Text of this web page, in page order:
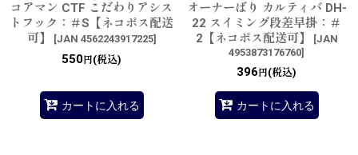
コアマン CTF こだわりアシス
トフック：＃S【ネコポス配送
可】
[JAN 4562243917225]
550 円(税込)
カートに入れる
オーナーばり カルティバ DH-
22 スイミング段差早掛：＃
2【ネコポス配送可】
[JAN
4953873176760]
396 円(税込)
カートに入れる